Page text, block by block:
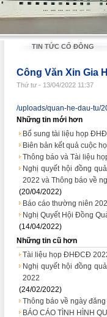
TIN TỨC CỔ ĐÔNG
Công Văn Xin Gia
Thứ tư - 13/04/2022 11:37
/uploads/quan-he-dau-tu/
Những tin mới hơn
Bổ sung tài liệu họp
Biên bản kết quả cuộc
Thông báo và Tài liệu
Nghị quyết hội đồng
2022 và Thông báo về
(20/04/2022)
Báo cáo thường niên
Nghị Quyết Hội Đồng
(14/04/2022)
Những tin cũ hơn
Tài liệu họp ĐHĐCĐ
Nghị quyết hội đồng
2022
(24/02/2022)
Thông báo về ngày
BÁO CÁO TÌNH HÌNH